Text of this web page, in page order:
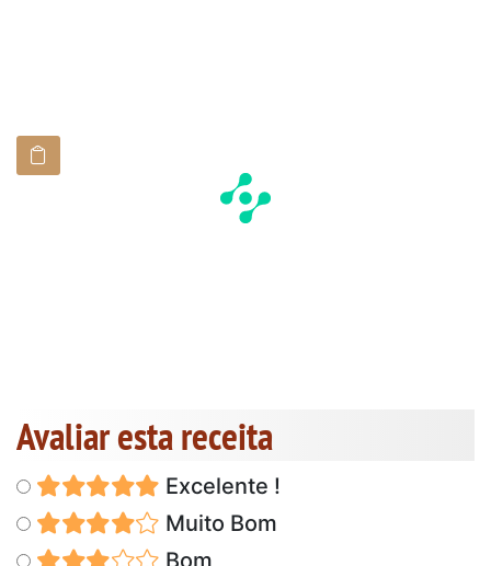
Avaliar esta receita
Excelente !
Muito Bom
Bom